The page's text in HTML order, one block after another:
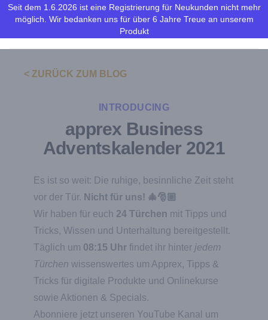
Seit dem 1.6.2026 ist eine Registrierung für Neukunden nicht mehr
möglich. Wir bedanken uns für über 6 Jahre Treue an unserem
Produkt
apprex
< ZURÜCK ZUM BLOG
INTRODUCING
apprex Business
Adventskalender 2021
Es ist so weit: Die ruhige, besinnliche Zeit steht
vor der Tür. Nicht für uns! 🎄🎅🏽
Wir haben für euch 24 Türchen mit Tipps und
Tricks, Wissen und Unterhaltung bereitgestellt.
Täglich um 08:15 Uhr findet ihr hinter jedem
Türchen wissenswertes um Apprex, Tipps &
Tricks für digitale Produkte und Onlinekurse
sowie Aktionen & Specials.
Abonniere jetzt unseren YouTube Kanal um